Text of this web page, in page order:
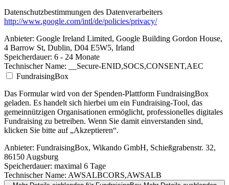
Datenschutzbestimmungen des Datenverarbeiters
http://www.google.com/intl/de/policies/privacy/
Anbieter: Google Ireland Limited, Google Building Gordon House,
4 Barrow St, Dublin, D04 E5W5, Irland
Speicherdauer: 6 - 24 Monate
Technischer Name: __Secure-ENID,SOCS,CONSENT,AEC
FundraisingBox
Das Formular wird von der Spenden-Plattform FundraisingBox
geladen. Es handelt sich hierbei um ein Fundraising-Tool, das
gemeinnützigen Organisationen ermöglicht, professionelles digitales
Fundraising zu betreiben. Wenn Sie damit einverstanden sind,
klicken Sie bitte auf „Akzeptieren“.
Anbieter: FundraisingBox, Wikando GmbH, Schießgrabenstr. 32,
86150 Augsburg
Speicherdauer: maximal 6 Tage
Technischer Name: AWSALBCORS,AWSALB